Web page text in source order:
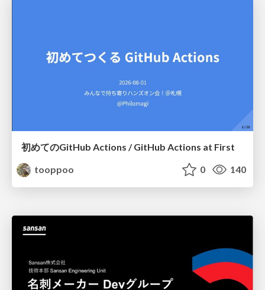
初めてのGitHub Actions / GitHub Actions at First
tooppoo
0 140